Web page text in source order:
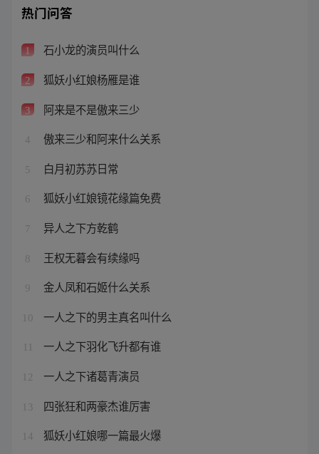
热门问答
1 石小龙的演员叫什么
2 狐妖小红娘杨雁是谁
3 阿来是不是傲来三少
4 傲来三少和阿来什么关系
5 白月初苏苏日常
6 狐妖小红娘镜花缘篇免费
7 异人之下方乾鹤
8 王权无暮会有续缘吗
9 金人凤和石姬什么关系
10 一人之下的男主真名叫什么
一人之下羽化飞升都有谁
12 一人之下诸葛青演员
13 四张狂和两豪杰谁厉害
14 狐妖小红娘哪一篇最火爆